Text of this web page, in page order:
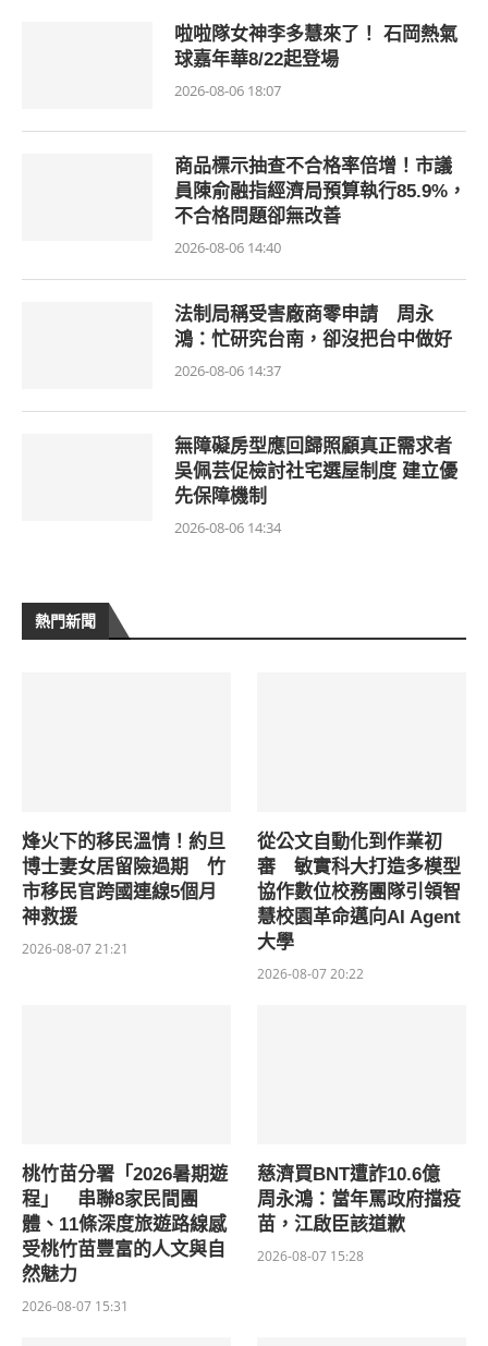
啦啦隊女神李多慧來了！ 石岡熱氣
球嘉年華8/22起登場
2026-08-06 18:07
商品標示抽查不合格率倍增！市議
員陳俞融指經濟局預算執行85.9%，
不合格問題卻無改善
2026-08-06 14:40
法制局稱受害廠商零申請 周永
鴻：忙研究台南，卻沒把台中做好
2026-08-06 14:37
無障礙房型應回歸照顧真正需求者
吳佩芸促檢討社宅選屋制度 建立優
先保障機制
2026-08-06 14:34
熱門新聞
烽火下的移民溫情！約旦
博士妻女居留險過期 竹
市移民官跨國連線5個月
神救援
2026-08-07 21:21
從公文自動化到作業初
審 敏實科大打造多模型
協作數位校務團隊引領智
慧校園革命邁向AI Agent
大學
2026-08-07 20:22
桃竹苗分署「2026暑期遊
程」 串聯8家民間團
體、11條深度旅遊路線感
受桃竹苗豐富的人文與自
然魅力
2026-08-07 15:31
慈濟買BNT遭詐10.6億
周永鴻：當年罵政府擋疫
苗，江啟臣該道歉
2026-08-07 15:28